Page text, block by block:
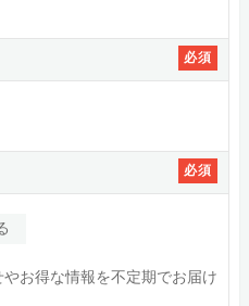
必須
必須
お得な情報を不定期でお届け